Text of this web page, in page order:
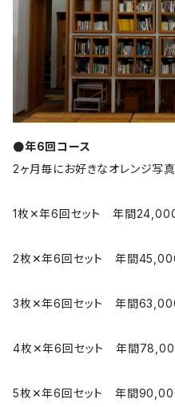
●年6回コース
2ヶ月毎にお好きなオレンジ写真
1枚✕年6回セット 年間24,000
2枚✕年6回セット 年間45,000
3枚✕年6回セット 年間63,000
4枚✕年6回セット 年間78,000
5枚✕年6回セット 年間90,000